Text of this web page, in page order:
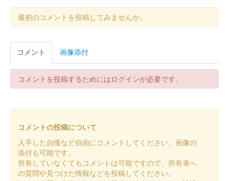
今まで和紙に手押しでスタンプを押印してあったが、全て印刷で
作成されている。
白石城 御城印
白石城 御城印
白石城 御城印
最初のコメントを投稿してみませんか。
コメント 画像添付
コメントを投稿するためにはログインが必要です。
コメントの投稿について
入手した自慢など自由にコメントしてください。画像の
添付も可能です。
所有していなくてもコメントは可能ですので、所有者へ
の質問や見つけた情報などを投稿してください。